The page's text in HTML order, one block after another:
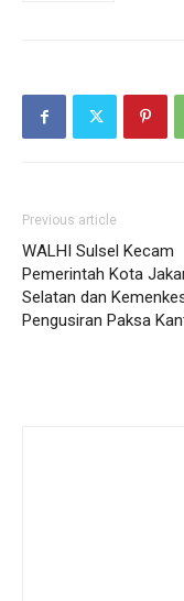
Previous article
WALHI Sulsel Kecam
Pemerintah Kota
Selatan dan
Pengusiran Paksa